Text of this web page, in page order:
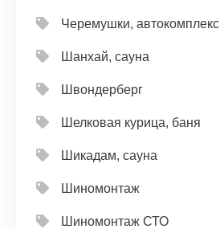
Черемушки, автокомплекс
Шанхай, сауна
Швондерберг
Шелковая курица, баня
Шикадам, сауна
Шиномонтаж
Шиномонтаж СТО